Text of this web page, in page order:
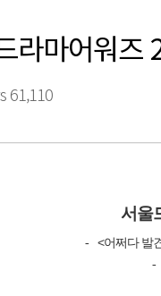
라마어워즈
61,110
서울
- <어쩌다 발
-